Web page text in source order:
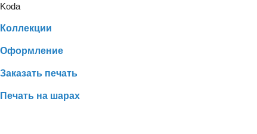
Koda
Коллекции
Оформление
Заказать печать
Печать на шарах